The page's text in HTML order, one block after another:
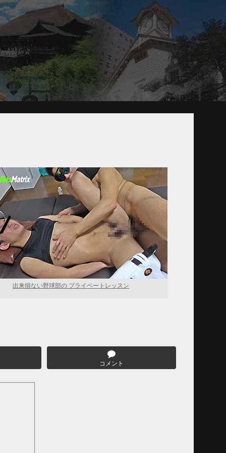
出来損ない野球部の プライベートレッスン
コメント